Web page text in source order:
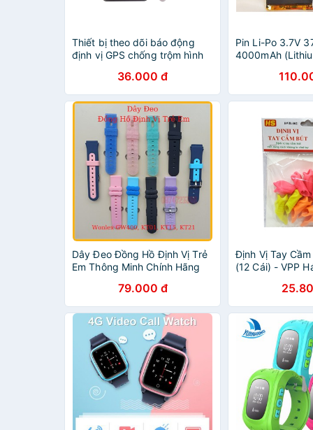
Thiết bị theo dõi báo động
định vị GPS chống trộm hình
Bluetooth 4.0 không dây
36.000 đ
Pin Li-Po 3.7V
4000mAh
GPS, camera
điện tử
Dây Đeo Đồng Hồ Định Vị Trẻ
Em Thông Minh Chính Hãng
GW400S, KT15, KT21, KT23,
KT24 KT20S KT24S
79.000 đ
Định Vị Tay
(12 Cái) - VPP